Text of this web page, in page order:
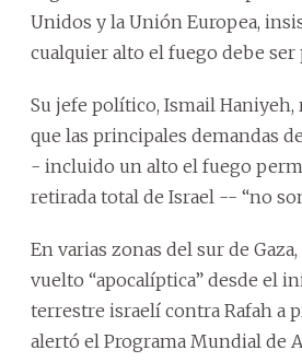
Unidos y la Unión Europea,
cualquier alto el fuego debe
Su jefe político, Ismail
que las principales demandas
- incluido un alto el fuego
retirada total de Israel -- “no
En varias zonas del sur de
vuelto “apocalíptica” desde el
terrestre israelí contra Rafah a
alertó el Programa Mundial de